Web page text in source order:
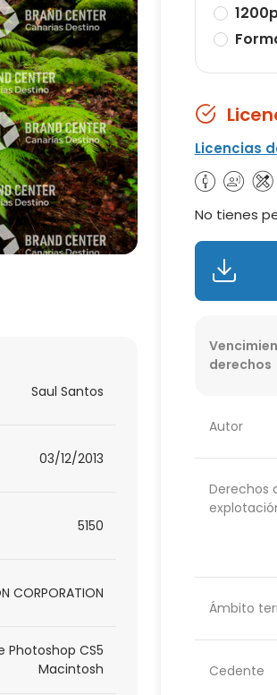
Saul Santos
03/12/2013
5150
CORPORATION
Photoshop CS5
Macintosh
Licencias
No tienes
derechos
Autor
Derechos
Ámbito
Cedente